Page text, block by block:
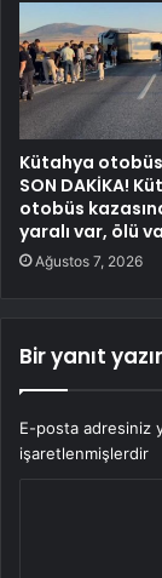
Kütahya otobüs
SON DAKİKA!
otobüs
yaralı var, ölü
Ağustos 7, 2026
Bir yanıt
E-posta adresiniz
işaretlenmişlerdir